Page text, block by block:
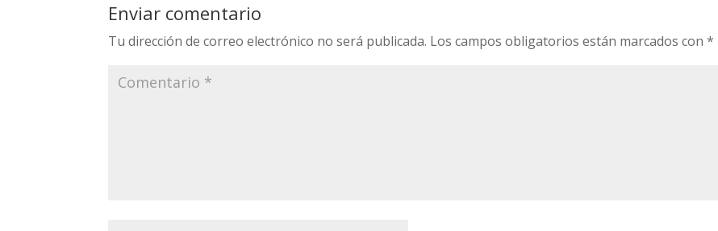
Enviar comentario
Tu dirección de correo electrónico no será publicada. Los campos obligatorios están marcados con*